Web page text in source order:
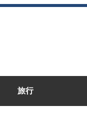
旅行